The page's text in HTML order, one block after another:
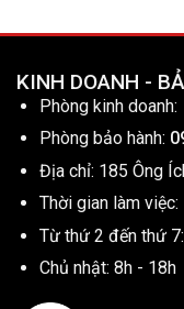
KINH DOANH -
Phòng kinh doanh:
Phòng bảo hành:
Địa chỉ: 185 Ông
Thời gian làm việc:
Từ thứ 2 đến thứ
Chủ nhật: 8h - 18h